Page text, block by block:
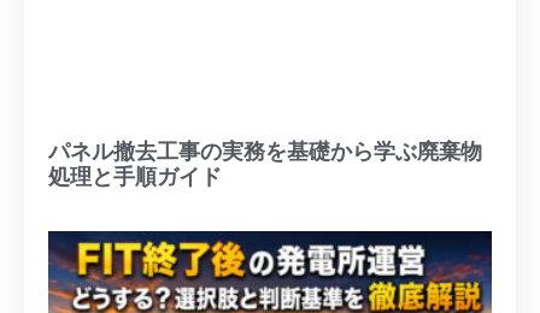
パネル撤去工事の実務を基礎から学ぶ廃棄物
処理と手順ガイド